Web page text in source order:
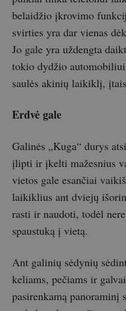
belaidžio įkrovimo
svirties yra dar vienas
Jo gale yra uždengta
tokio dydžio
saulės akinių laikiklį,
Erdvė gale
Galinės „Kuga“ durys
įlipti ir įkelti mažesnius
vietos gale esančiai
laikiklius ant dviejų
rasti ir naudoti, todėl
spaustuką į vietą.
Ant galinių sėdynių
keliams, pečiams ir
pasirenkamą panoraminį